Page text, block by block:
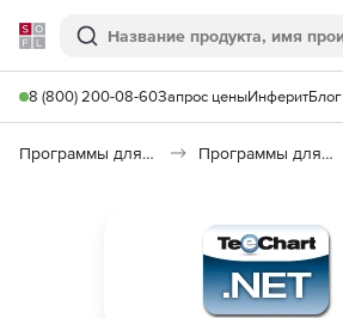
Softline
Поиск
8 (800) 200-08-60Запрос ценыИнферитБлог
Программы для программирования Программы для разработки ПО